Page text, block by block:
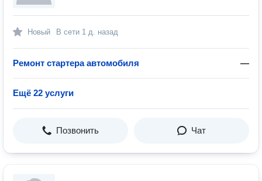
Новый В сети 1 д. назад
Ремонт стартера автомобиля —
Ещё 22 услуги
Позвонить Чат